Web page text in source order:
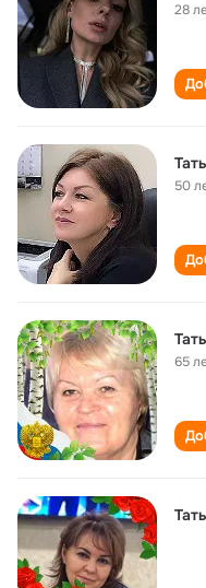
28
50
65